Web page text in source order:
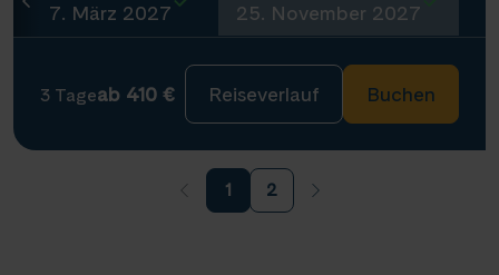
7. März 2027
25. November 2027
3 Tageab 410 € Reiseverlauf Buchen
1 2